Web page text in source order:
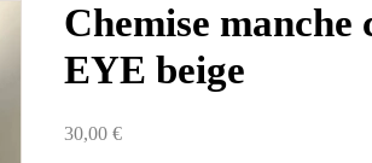
Chemise manche
EYE beige
30,00 €Prix